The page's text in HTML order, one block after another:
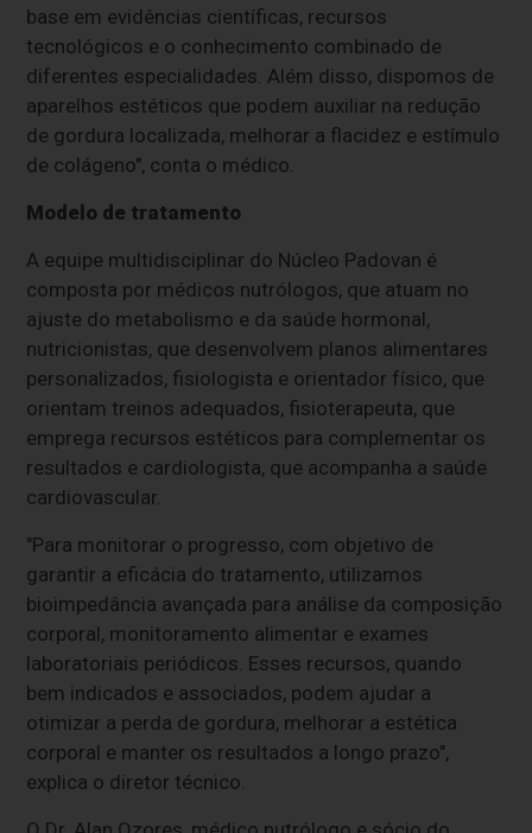
base em evidências científicas, recursos
tecnológicos e o conhecimento combinado de
diferentes especialidades. Além disso, dispomos de
aparelhos estéticos que podem auxiliar na redução
de gordura localizada, melhorar a flacidez e estímulo
de colágeno", conta o médico.
Modelo de tratamento
A equipe multidisciplinar do Núcleo Padovan é
composta por médicos nutrólogos, que atuam no
ajuste do metabolismo e da saúde hormonal,
nutricionistas, que desenvolvem planos alimentares
personalizados, fisiologista e orientador físico, que
orientam treinos adequados, fisioterapeuta, que
emprega recursos estéticos para complementar os
resultados e cardiologista, que acompanha a saúde
cardiovascular.
"Para monitorar o progresso, com objetivo de
garantir a eficácia do tratamento, utilizamos
bioimpedância avançada para análise da composição
corporal, monitoramento alimentar e exames
laboratoriais periódicos. Esses recursos, quando
bem indicados e associados, podem ajudar a
otimizar a perda de gordura, melhorar a estética
corporal e manter os resultados a longo prazo",
explica o diretor técnico.